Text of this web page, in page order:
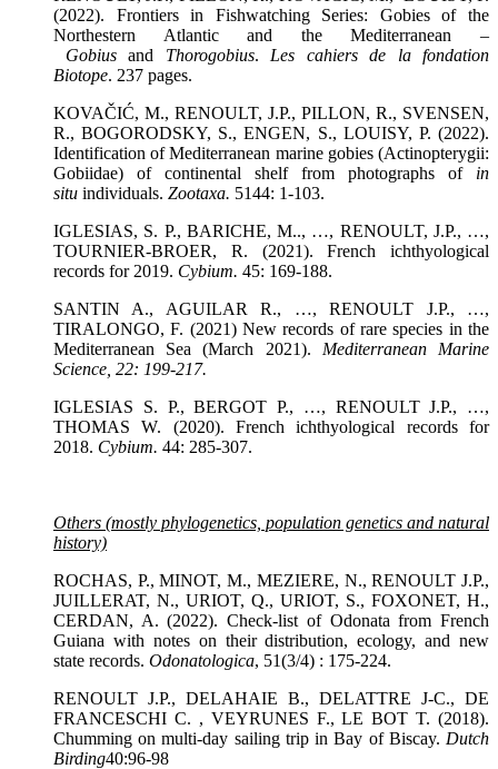
(2022). Frontiers in Fishwatching Series: Gobies of the
Northestern Atlantic and the Mediterranean –
Gobiusand Thorogobius. Les cahiers de la fondation
Biotope. 237 pages.
KOVAČIĆ, M., RENOULT, J.P., PILLON, R., SVENSEN,
R., BOGORODSKY, S., ENGEN, S., LOUISY, P. (2022).
Identification of Mediterranean marine gobies (Actinopterygii:
Gobiidae) of continental shelf from photographs of in
situ individuals. Zootaxa. 5144: 1-103.
IGLESIAS, S. P., BARICHE, M.., …, RENOULT, J.P., …,
TOURNIER-BROER, R. (2021). French ichthyological
records for 2019. Cybium. 45: 169-188.
SANTIN A., AGUILAR R., …, RENOULT J.P., …,
TIRALONGO, F. (2021) New records of rare species in the
Mediterranean Sea (March 2021). Mediterranean Marine
Science , 22: 199-217.
IGLESIAS S. P., BERGOT P., …, RENOULT J.P., …,
THOMAS W. (2020). French ichthyological records for
2018. Cybium. 44: 285-307.
Others (mostly phylogenetics, population genetics and natural
history)
ROCHAS, P., MINOT, M., MEZIERE, N., RENOULT J.P.,
JUILLERAT, N., URIOT, Q., URIOT, S., FOXONET, H.,
CERDAN, A. (2022). Check-list of Odonata from French
Guiana with notes on their distribution, ecology, and new
state records. Odonatologica, 51(3/4) : 175-224.
RENOULT J.P., DELAHAIE B., DELATTRE J-C., DE
FRANCESCHI C. , VEYRUNES F., LE BOT T. (2018).
Chumming on multi-day sailing trip in Bay of Biscay. Dutch
Birding40:96-98